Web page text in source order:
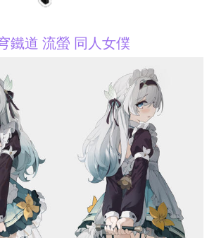
鐵道 流螢 同人女僕